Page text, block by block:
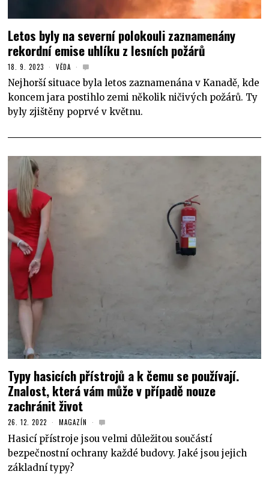
Letos byly na severní polokouli zaznamenány
rekordní emise uhlíku z lesních požárů
18. 9. 2023 VĚDA
Nejhorší situace byla letos zaznamenána v Kanadě, kde
koncem jara postihlo zemi několik ničivých požárů. Ty
byly zjištěny poprvé v květnu.
Typy hasicích přístrojů a k čemu se používají.
Znalost, která vám může v případě nouze
zachránit život
26. 12. 2022 MAGAZÍN
Hasicí přístroje jsou velmi důležitou součástí
bezpečnostní ochrany každé budovy. Jaké jsou jejich
základní typy?